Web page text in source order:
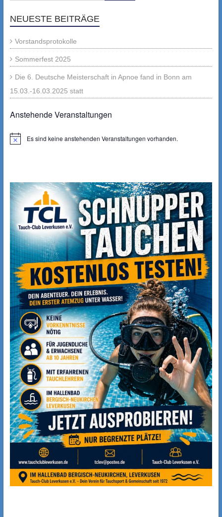
NEUESTE BEITRÄGE
Vorstandsprotokolle
Sommerfest 2025
Die 6. Deutsche Meisterschaft in Apnoe fand in Bonn am
15.03.-16.03.2025 statt
Anstehende Veranstaltungen
HinweisEs sind keine anstehenden Veranstaltungen vorhanden.